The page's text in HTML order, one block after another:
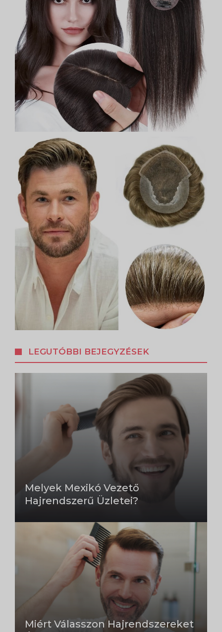
LEGUTÓBBI BEJEGYZÉSEK
Melyek Mexikó Vezető
Hajrendszerű Üzletei?
Miért Válasszon Hajrendszereket